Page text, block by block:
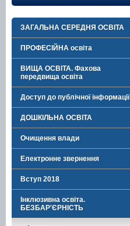
ЗАГАЛЬНА СЕРЕДНЯ ОСВІТА
ПРОФЕСІЙНА освіта
ВИЩА ОСВІТА. Фахова
передвища освіта
Доступ до публічної інформації
ДОШКІЛЬНА ОСВІТА
Очищення влади
Електронне звернення
Вступ 2018
Інклюзивна освіта.
БЕЗБАР'ЄРНІСТЬ